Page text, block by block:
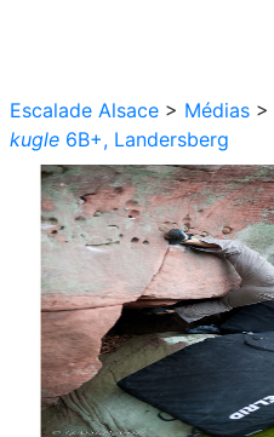
Escalade Alsace > Médias >
kugle 6B+, Landersberg